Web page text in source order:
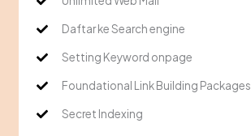
Daftar ke Search engine
Setting Keyword onpage
Foundational Link Building Packages
Secret Indexing